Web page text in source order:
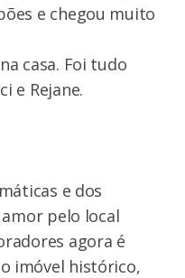
e chegou muito
casa. Foi tudo
e Rejane.
e dos
pelo local
agora é
imóvel histórico,